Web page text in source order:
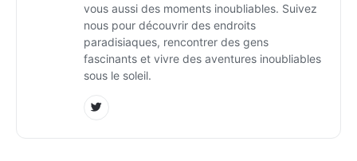
vous aussi des moments inoubliables. Suivez
nous pour découvrir des endroits
paradisiaques, rencontrer des gens
fascinants et vivre des aventures inoubliables
sous le soleil.